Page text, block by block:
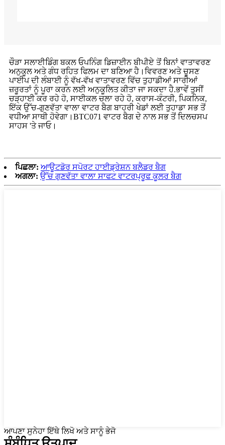
ਚੌੜਾ ਸਲਾਈਡਿੰਗ ਬਕਲ ਓਪਨਿੰਗ ਡਿਜ਼ਾਈਨ ਬੀਪੀਏ ਤੋਂ ਬਿਨਾਂ ਵਾਤਾਵਰਣ
ਅਨੁਕੂਲ ਅਤੇ ਗੰਧ ਰਹਿਤ ਫਿਲਮ ਦਾ ਬਣਿਆ ਹੈ।ਵਿਵਰਣ ਅਤੇ ਚੂਸਣ
ਪਾਈਪ ਦੀ ਲੰਬਾਈ ਨੂੰ ਵੱਖ-ਵੱਖ ਵਾਤਾਵਰਣ ਵਿੱਚ ਤੁਹਾਡੀਆਂ ਸਾਰੀਆਂ
ਜ਼ਰੂਰਤਾਂ ਨੂੰ ਪੂਰਾ ਕਰਨ ਲਈ ਅਨੁਕੂਲਿਤ ਕੀਤਾ ਜਾ ਸਕਦਾ ਹੈ.ਭਾਵੇਂ ਤੁਸੀਂ
ਚੜ੍ਹਾਈ ਕਰ ਰਹੇ ਹੋ, ਸਾਈਕਲ ਚਲਾ ਰਹੇ ਹੋ, ਕਰਾਸ-ਕੰਟਰੀ, ਪਿਕਨਿਕ,
ਇੱਕ ਉੱਚ-ਗੁਣਵੱਤਾ ਵਾਲਾ ਵਾਟਰ ਬੈਗ ਬਾਹਰੀ ਖੇਡਾਂ ਲਈ ਤੁਹਾਡਾ ਸਭ ਤੋਂ
ਵਧੀਆ ਸਾਥੀ ਹੋਵੇਗਾ।BTC071 ਵਾਟਰ ਬੈਗ ਦੇ ਨਾਲ ਸਭ ਤੋਂ ਦਿਲਚਸਪ
ਸਾਹਸ 'ਤੇ ਜਾਓ।
ਪਿਛਲਾ: ਆਊਟਡੋਰ ਸਪੋਰਟ ਹਾਈਡ੍ਰੇਸ਼ਨ ਬਲੈਡਰ ਬੈਗ
ਅਗਲਾ: ਉੱਚ ਗੁਣਵੱਤਾ ਵਾਲਾ ਸਾਫਟ ਵਾਟਰਪ੍ਰੂਫ ਕੂਲਰ ਬੈਗ
ਆਪਣਾ ਸੁਨੇਹਾ ਇੱਥੇ ਲਿਖੋ ਅਤੇ ਸਾਨੂੰ ਭੇਜੋ